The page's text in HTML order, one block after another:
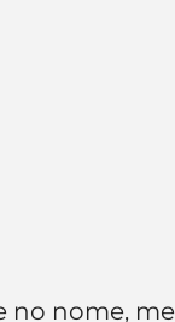
no nome,